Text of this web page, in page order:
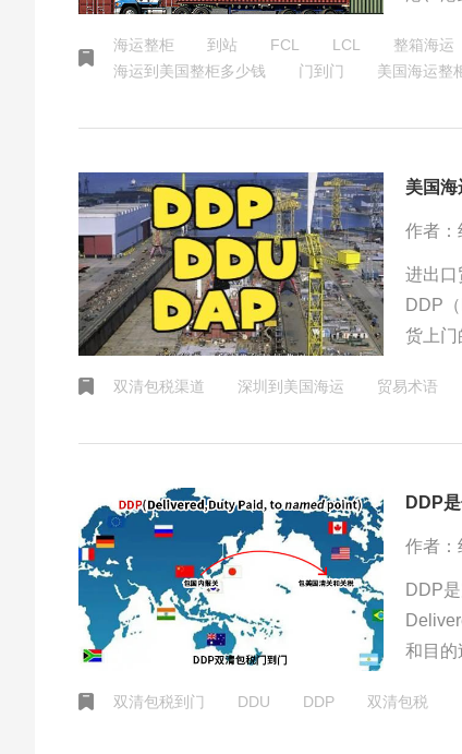
传统
海运整柜 到站 FCL LCL 整箱海运
海运到美国整柜多少钱
门到门 美国海运整
美国海
作者：
进出口
DDP
货上门
双清包税渠道 深圳到美国海运 贸易术语
DDP
作者：
DDP
和目的
边，给
双清包税到门 DDU DDP 双清包税